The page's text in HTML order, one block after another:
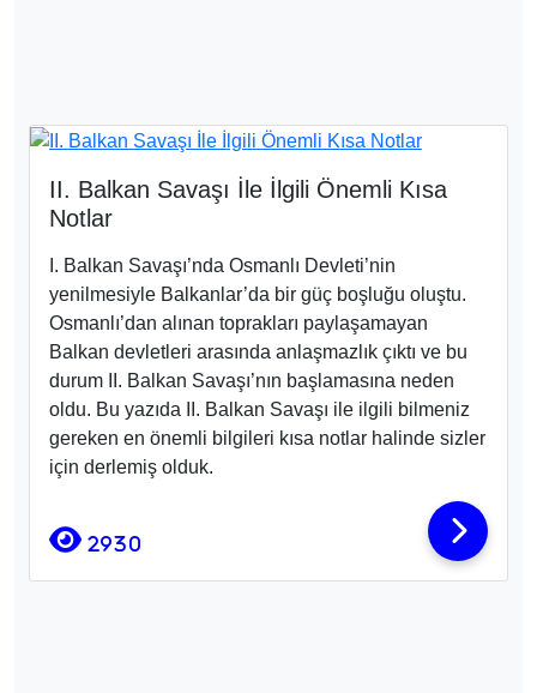
II. Balkan Savaşı İle İlgili Önemli Kısa
Notlar
I. Balkan Savaşı’nda Osmanlı Devleti’nin
yenilmesiyle Balkanlar’da bir güç boşluğu oluştu.
Osmanlı’dan alınan toprakları paylaşamayan
Balkan devletleri arasında anlaşmazlık çıktı ve bu
durum II. Balkan Savaşı’nın başlamasına neden
oldu. Bu yazıda II. Balkan Savaşı ile ilgili bilmeniz
gereken en önemli bilgileri kısa notlar halinde sizler
için derlemiş olduk.
2930